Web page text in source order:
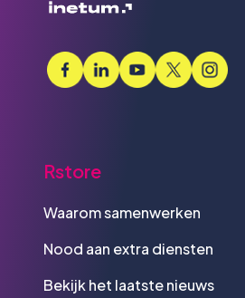
Rstore
Waarom samenwerken
Nood aan extra diensten
Bekijk het laatste nieuws